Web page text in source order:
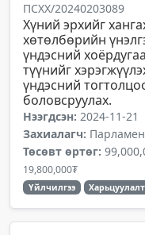
ПСХХ/20240203089
Хүний эрхийг
хөтөлбөрийн
үндэсний
түүнийг
үндэсний
боловсруулах.
Нээгдсэн: 2024-11-21
Захиалагч:
Төсөвт өртөг:
19,800,000₮
Үйлчилгээ